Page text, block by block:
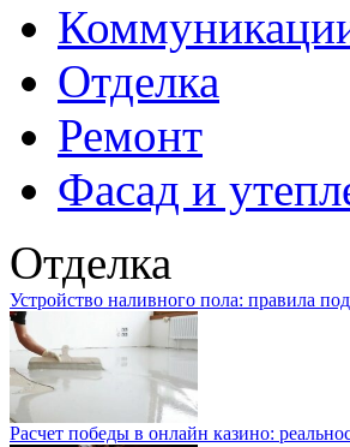
Отделка
Ремонт
Фасад и
Отделка
Устройство наливного пола: правила
Расчет победы в онлайн казино: